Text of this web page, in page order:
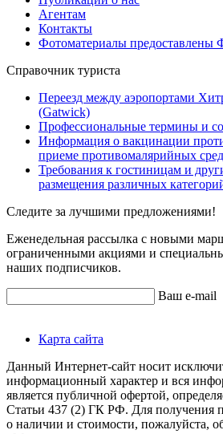
Агентам
Контакты
Фотоматериалы предоставлены
Справочник туриста
Переезд между аэропортами
(Gatwick)
Профессиональные термины и
Информация о вакцинации
приеме противомалярийных
Требования к гостиницам и
размещения различных
Следите за лучшими предложениями!
Еженедельная рассылка с новыми
ограниченными акциями и
наших подписчиков.
Ваш e-mail
Карта сайта
Данный Интернет-сайт носит
информационный характер и вся
является публичной офертой,
Статьи 437 (2) ГК РФ. Для получения
о наличии и стоимости, пожалуйста,